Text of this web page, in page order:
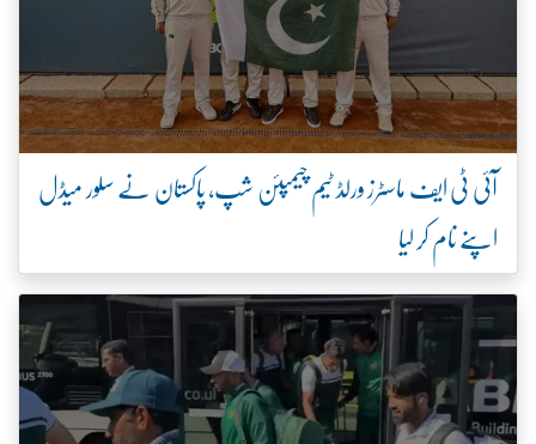
آئی ٹی ایف ماسٹرز ورلڈ ٹیم چیمپئن شپ، پاکستان نے سلور میڈل
اپنے نام کر لیا